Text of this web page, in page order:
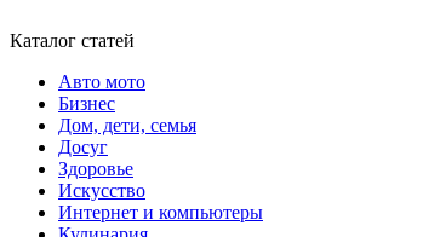
Каталог статей
Авто мото
Бизнес
Дом, дети, семья
Досуг
Здоровье
Искусство
Интернет и компьютеры